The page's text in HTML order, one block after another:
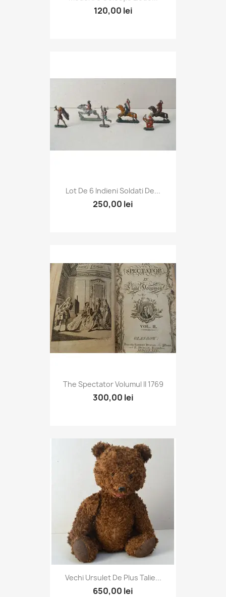
120,00 lei
Lot De 6 Indieni Soldati De...
250,00 lei
The Spectator Volumul II 1769
300,00 lei
Vechi Ursulet De Plus Talie...
650,00 lei